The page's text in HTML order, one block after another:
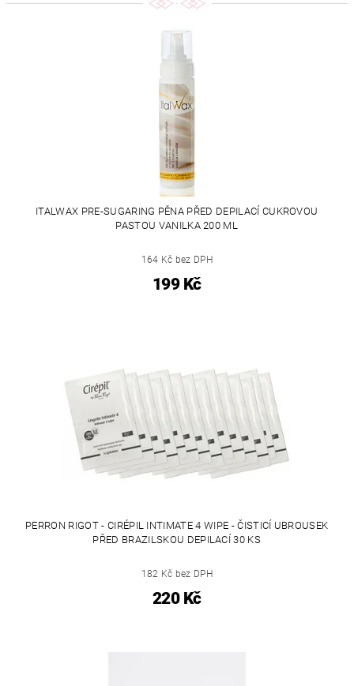
ITALWAX PRE-SUGARING PĚNA PŘED DEPILACÍ CUKROVOU
PASTOU VANILKA 200 ML
164 Kč bez DPH
199 Kč
PERRON RIGOT - CIRÉPIL INTIMATE 4 WIPE - ČISTICÍ UBROUSEK
PŘED BRAZILSKOU DEPILACÍ 30 KS
182 Kč bez DPH
220 Kč